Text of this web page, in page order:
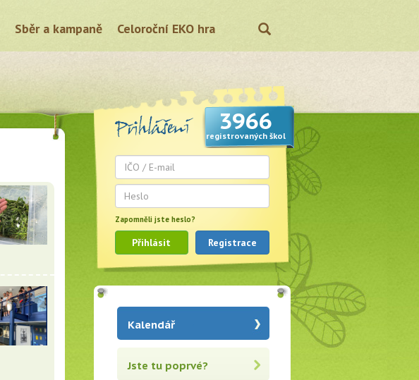
Sběr a kampaně Celoroční EKO hra
3966
registrovaných škol
Zapomněli jste heslo?
Přihlásit Registrace
Kalendář
Jste tu poprvé?